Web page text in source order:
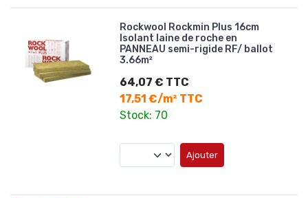
Rockwool Rockmin Plus 16cm
Isolant laine de roche en
PANNEAU semi-rigide RF/ ballot
3.66m²
64,07 € TTC
17,51 €/m² TTC
Stock: 70
Ajouter